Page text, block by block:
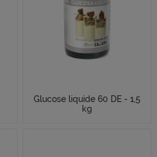
Glucose liquide 60 DE - 1,5
kg